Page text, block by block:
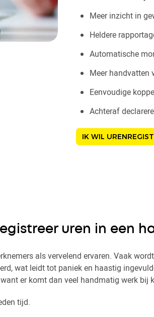
Meer inzicht in
Heldere
Automatische
Meer handvatten
Eenvoudige
Achteraf
IK WIL
uren in een
als vervelend ervaren. Vaak
wat leidt tot paniek en haastig
er komt dan veel handmatig werk
tijd.